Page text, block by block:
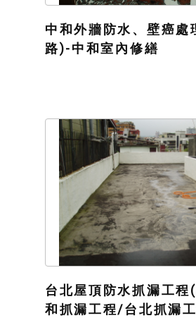
中和外牆防水、壁癌處
路)-中和室內修繕
台北屋頂防水抓漏工程
和抓漏工程/台北抓漏